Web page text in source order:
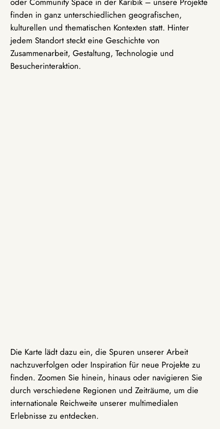
finden in ganz unterschiedlichen geografischen,
kulturellen und thematischen Kontexten statt. Hinter
jedem Standort steckt eine Geschichte von
Zusammenarbeit, Gestaltung, Technologie und
Besucherinteraktion.
Die Karte lädt dazu ein, die Spuren unserer Arbeit
nachzuverfolgen oder Inspiration für neue Projekte zu
finden. Zoomen Sie hinein, hinaus oder navigieren Sie
durch verschiedene Regionen und Zeiträume, um die
internationale Reichweite unserer multimedialen
Erlebnisse zu entdecken.